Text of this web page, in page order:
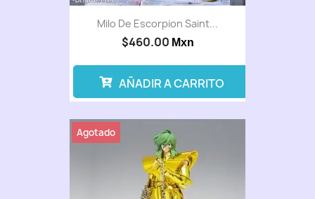
Milo De Escorpion Saint...
$460.00 Mxn
AÑADIR A CARRITO
Agotado